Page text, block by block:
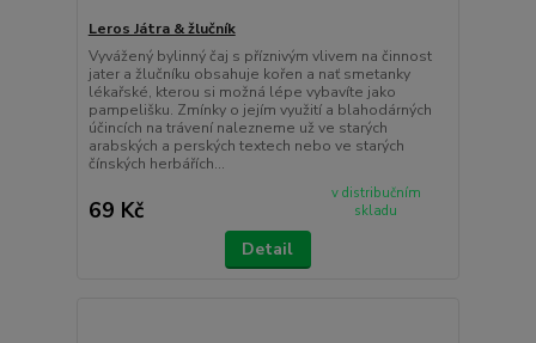
Leros Játra & žlučník
Vyvážený bylinný čaj s příznivým vlivem na činnost
jater a žlučníku obsahuje kořen a nať smetanky
lékařské, kterou si možná lépe vybavíte jako
pampelišku. Zmínky o jejím využití a blahodárných
účincích na trávení nalezneme už ve starých
arabských a perských textech nebo ve starých
čínských herbářích...
69 Kč
v distribučním
skladu
Detail